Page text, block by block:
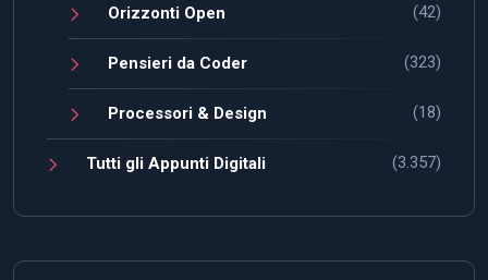
Orizzonti Open (42)
Pensieri da Coder (323)
Processori & Design (18)
Tutti gli Appunti Digitali (3.357)